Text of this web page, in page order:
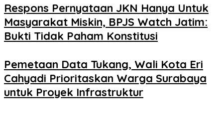
Respons Pernyataan JKN Hanya Untuk
Masyarakat Miskin, BPJS Watch Jatim:
Bukti Tidak Paham Konstitusi
Pemetaan Data Tukang, Wali Kota Eri
Cahyadi Prioritaskan Warga Surabaya
untuk Proyek Infrastruktur